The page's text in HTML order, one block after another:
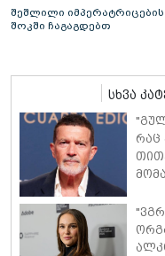
შეშლილი
შოკში ჩაგაგდებთ
სხვა
რაც
ვერ